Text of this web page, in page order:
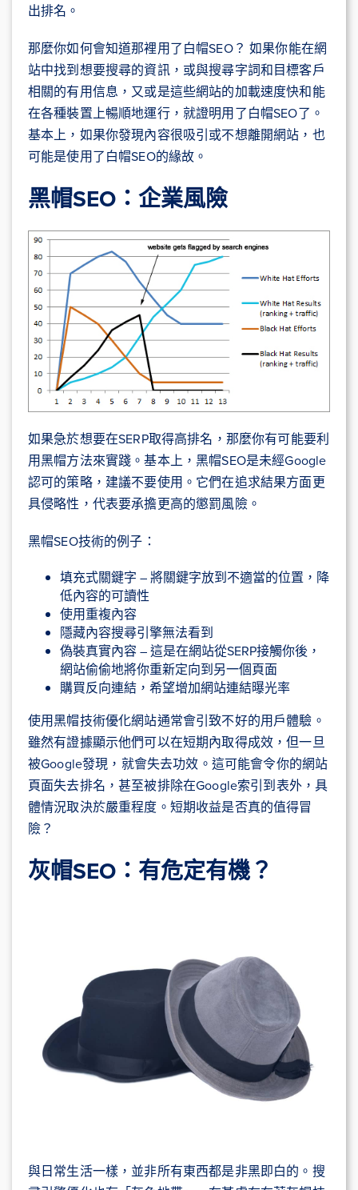
出排名。
那麼你如何會知道那裡用了白帽SEO？ 如果你能在網
站中找到想要搜尋的資訊，或與搜尋字詞和目標客戶
相關的有用信息，又或是這些網站的加載速度快和能
在各種裝置上暢順地運行，就證明用了白帽SEO了。
基本上，如果你發現內容很吸引或不想離開網站，也
可能是使用了白帽SEO的緣故。
黑帽SEO ：企業風險
如果急於想要在SERP取得高排名，那麼你有可能要利
用黑帽方法來實踐。基本上，黑帽SEO是未經Google
認可的策略，建議不要使用。它們在追求結果方面更
具侵略性，代表要承擔更高的懲罰風險。
黑帽SEO技術的例子：
填充式關鍵字 – 將關鍵字放到不適當的位置，降
低內容的可讀性
使用重複內容
隱藏內容搜尋引擎無法看到
偽裝真實內容 – 這是在網站從SERP接觸你後，
網站偷偷地將你重新定向到另一個頁面
購買反向連結，希望增加網站連結曝光率
使用黑帽技術優化網站通常會引致不好的用戶體驗。
雖然有證據顯示他們可以在短期內取得成效，但一旦
被Google發現，就會失去功效。這可能會令你的網站
頁面失去排名，甚至被排除在Google索引到表外，具
體情況取決於嚴重程度。短期收益是否真的值得冒
險？
灰帽SEO ：有危定有機？
與日常生活一樣，並非所有東西都是非黑即白的。搜